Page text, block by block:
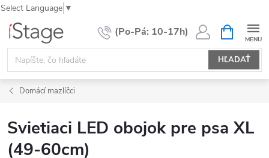
Select Language ▼
Prejsť
obsah
HĽADAŤ
KOŠÍK
Domácí mazlíčci
Svietiaci LED obojok pre psa XL
(49-60cm)